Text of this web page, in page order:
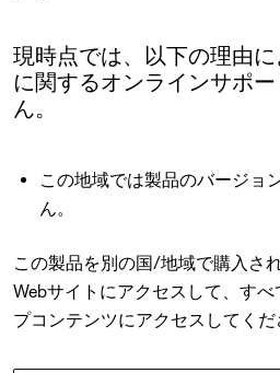
現時点では、以下の理由
に関するオンラインサポ
ん。
この地域では製品のバージョ
ん。
この製品を別の国/地域で購入さ
Webサイトにアクセスして、す
プコンテンツにアクセスしてくだ